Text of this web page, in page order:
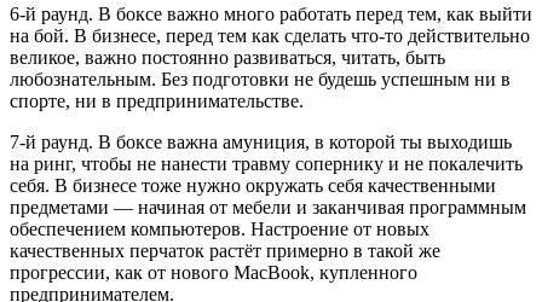
6-й раунд. В боксе важно много работать перед тем, как выйти
на бой. В бизнесе, перед тем как сделать что-то действительно
великое, важно постоянно развиваться, читать, быть
любознательным. Без подготовки не будешь успешным ни в
спорте, ни в предпринимательстве.
7-й раунд. В боксе важна амуниция, в которой ты выходишь
на ринг, чтобы не нанести травму сопернику и не покалечить
себя. В бизнесе тоже нужно окружать себя качественными
предметами — начиная от мебели и заканчивая программным
обеспечением компьютеров. Настроение от новых
качественных перчаток растёт примерно в такой же
прогрессии, как от нового MacBook, купленного
предпринимателем.